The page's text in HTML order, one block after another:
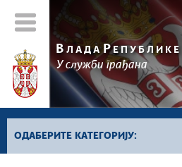
В ЛАДА РЕПУБЛИКЕ
У служби грађана
ОДАБЕРИТЕ КАТЕГОРИЈУ: